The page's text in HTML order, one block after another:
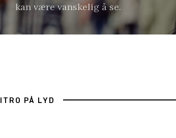
kan være vanskelig å se.
ITRO PÅ LYD